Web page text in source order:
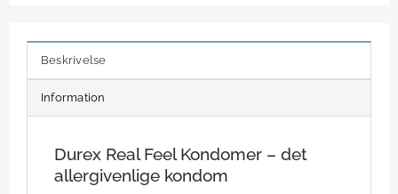
Beskrivelse
Information
Durex Real Feel Kondomer – det
allergivenlige kondom